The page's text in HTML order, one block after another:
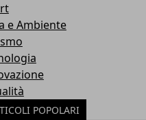
e Ambiente
POPOLARI